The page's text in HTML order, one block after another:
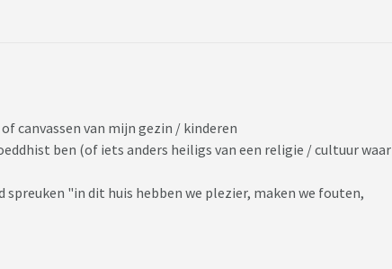
canvassen van mijn gezin / kinderen
ben (of iets anders heiligs van een religie / cultuur waar
"in dit huis hebben we plezier, maken we fouten,